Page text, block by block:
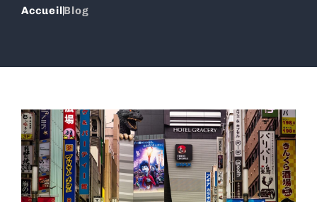
AccueilBlog